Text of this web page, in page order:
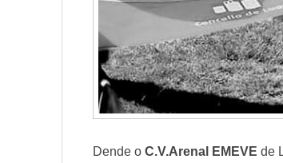
Dende o C.V.Arenal EMEVE de